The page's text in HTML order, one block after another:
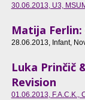
30.06.2013 , U3,
Matija Ferlin:
28.06.2013, Infant,
Luka Prinčič
Revision
01.06.2013, F.A.C.K.,